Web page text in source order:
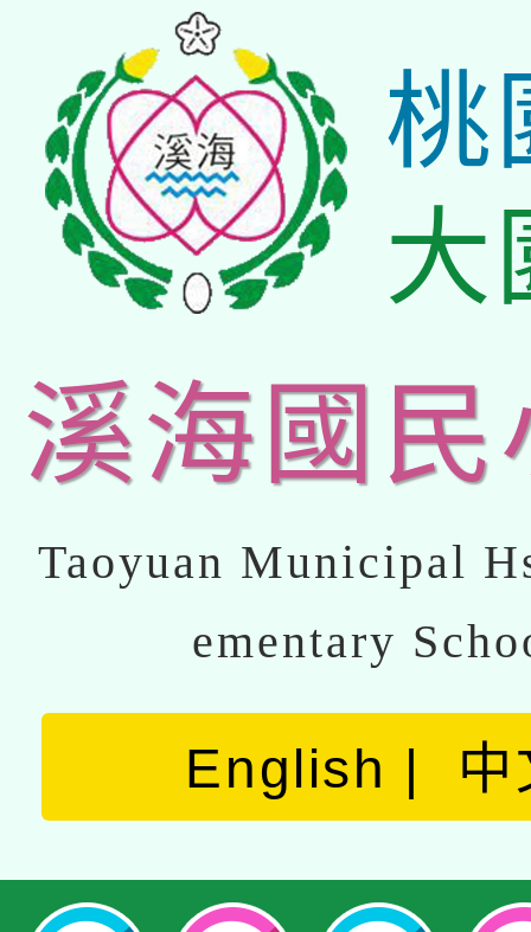
桃
大
溪海國民
Taoyuan Municipal
ementary
English 中